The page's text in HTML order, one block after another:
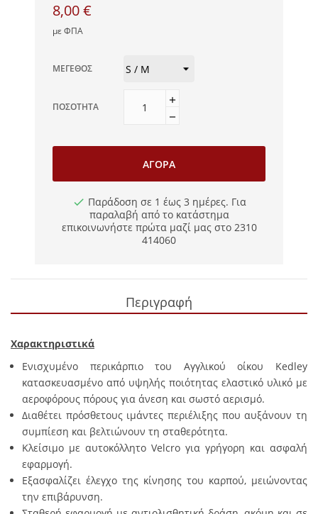
8,00 €
με ΦΠΑ
ΜΈΓΕΘΟΣ
ΠΟΣΌΤΗΤΑ
ΑΓΟΡΆ
Παράδοση σε 1 έως 3 ημέρες. Για
παραλαβή από το κατάστημα
επικοινωνήστε πρώτα μαζί μας στο 2310
414060
Περιγραφή
Χαρακτηριστικά
Ενισχυμένο περικάρπιο του Αγγλικού οίκου Kedley
κατασκευασμένο από υψηλής ποιότητας ελαστικό υλικό με
αεροφόρους πόρους για άνεση και σωστό αερισμό.
Διαθέτει πρόσθετους ιμάντες περιέλιξης που αυξάνουν τη
συμπίεση και βελτιώνουν τη σταθερότητα.
Κλείσιμο με αυτοκόλλητο Velcro για γρήγορη και ασφαλή
εφαρμογή.
Εξασφαλίζει έλεγχο της κίνησης του καρπού, μειώνοντας
την επιβάρυνση.